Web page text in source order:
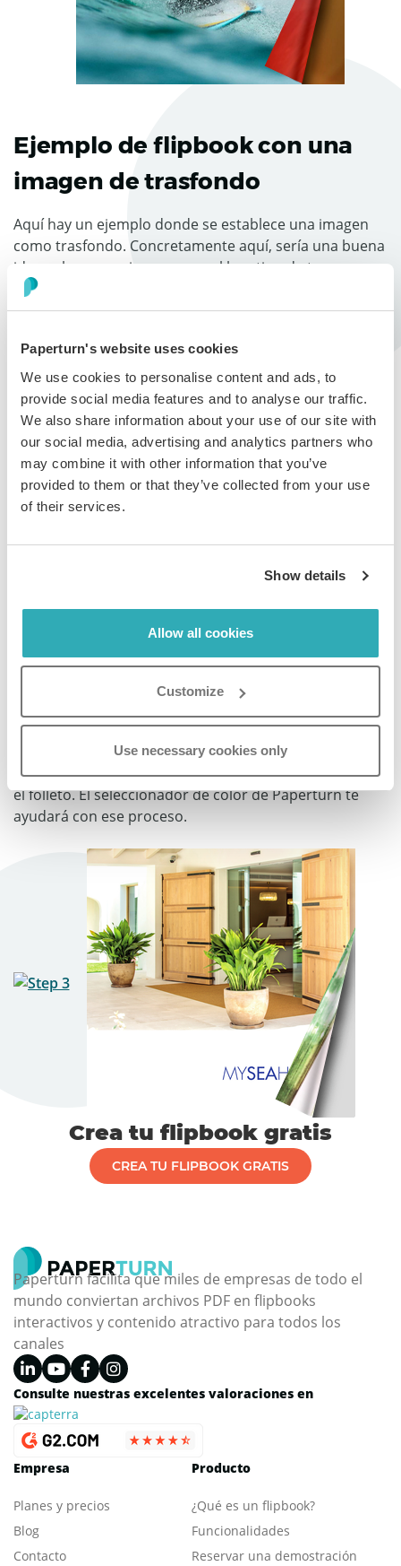
Paperturn's website uses cookies
We use cookies to personalise content and ads, to
provide social media features and to analyse our traffic.
We also share information about your use of our site with
our social media, advertising and analytics partners who
may combine it with other information that you’ve
provided to them or that they’ve collected from your use
of their services.
Show details
Allow all cookies
Customize
Use necessary cookies only
Ejemplo de flipbook con una
imagen de trasfondo
Aquí hay un ejemplo donde se establece una imagen
como trasfondo. Concretamente aquí, sería una buena
idea colocar una imagen con el logotipo de tu
compañía en la esquina superior derecha del flipbook.
Ejemplo de flipbook con
barra/trasfondo gradiente
En el siguiente ejemplo el usuario ha elegido colores
degradados en la barra/trasfondo. Los colores
necesitan hacer juego con el logotipo de la compañía y
el folleto. El seleccionador de color de Paperturn te
ayudará con ese proceso.
Crea tu flipbook gratis
CREA TU FLIPBOOK GRATIS
Paperturn facilita que miles de empresas de todo el
mundo conviertan archivos PDF en flipbooks
interactivos y contenido atractivo para todos los
canales
Consulte nuestras excelentes valoraciones en
Empresa
Planes y precios
Blog
Contacto
Producto
¿Qué es un flipbook?
Funcionalidades
Reservar una demostración